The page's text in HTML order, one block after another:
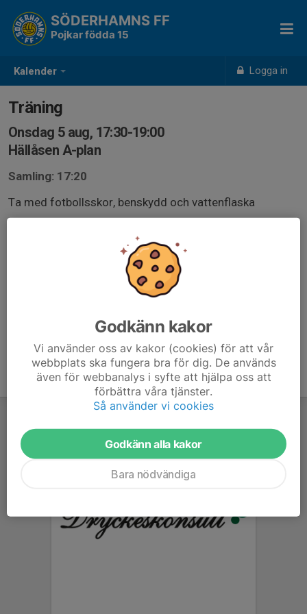
Kalender Logga in
SÖDERHAMNS FF
Pojkar födda 15
Träning
Onsdag 5 aug, 17:30-19:00
Hällåsen A-plan
Samling: 17:20
Ta med fotbollsskor, benskydd och vattenflaska
Godkänn kakor
Vi använder oss av kakor (cookies) för att vår
webbplats ska fungera bra för dig. De används
även för webbanalys i syfte att hjälpa oss att
förbättra våra tjänster.
Så använder vi cookies
Godkänn alla kakor
Bara nödvändiga